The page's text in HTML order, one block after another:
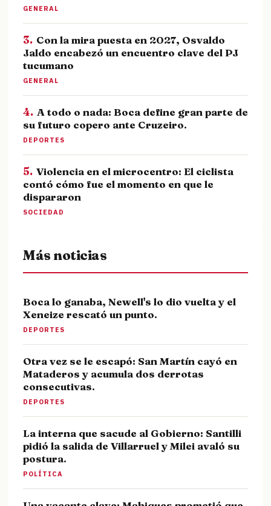
GENERAL
3. Con la mira puesta en 2027, Osvaldo
Jaldo encabezó un encuentro clave del PJ
tucumano
GENERAL
4. A todo o nada: Boca define gran parte de
su futuro copero ante Cruzeiro.
DEPORTES
5. Violencia en el microcentro: El ciclista
contó cómo fue el momento en que le
dispararon
SOCIEDAD
Más noticias
Boca lo ganaba, Newell's lo dio vuelta y el
Xeneize rescató un punto.
DEPORTES
Otra vez se le escapó: San Martín cayó en
Mataderos y acumula dos derrotas
consecutivas.
DEPORTES
La interna que sacude al Gobierno: Santilli
pidió la salida de Villarruel y Milei avaló su
postura.
POLÍTICA